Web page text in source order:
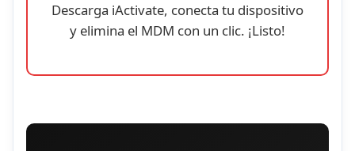
Descarga iActivate, conecta tu dispositivo
y elimina el MDM con un clic. ¡Listo!